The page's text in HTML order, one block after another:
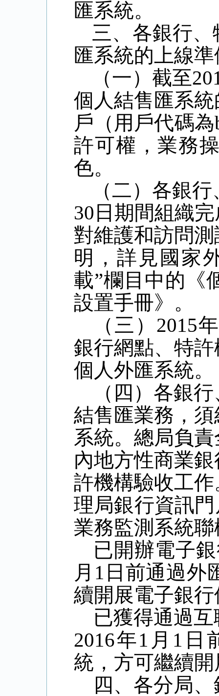
匯系統。
三、各銀行
匯系統的上線
（一）截至
個人結售匯系
戶（用戶代碼
許可權，業務
色。
（二）各銀
30日期間組織
對維護和訪問
明，詳見國家
載”欄目中的《
設置手冊》。
（三）2015
銀行網點、特
個人外匯系統。
（四）各銀
結售匯業務，
系統。總局負
內地方性商業
許機構驗收工
理局銀行資訊
業務監測系統
已開辦電子
月1日前通過外
續開展電子銀
已獲得通過
2016年1月1日
統，方可繼續
四、各分局